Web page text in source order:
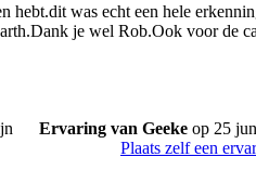
was echt een hele
je wel Rob.Ook voor de
Ervaring van Geeke op 25
Plaats zelf een